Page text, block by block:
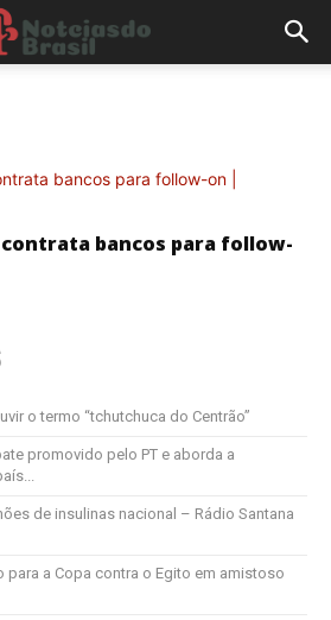
bancos para follow-
o termo “tchutchuca do Centrão”
promovido pelo PT e aborda a
de insulinas nacional – Rádio Santana
para a Copa contra o Egito em amistoso